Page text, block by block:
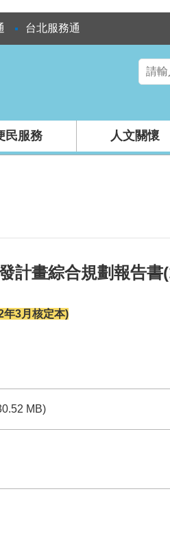
台北服務通
民服務 人文關懷
計畫綜合規劃報告書
年3月核定本)
MB)